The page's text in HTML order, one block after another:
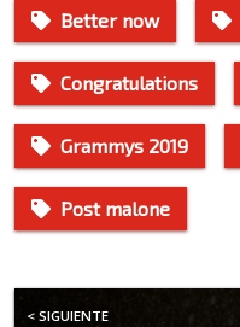
Better now
Congratulations
Grammys 2019
Post malone
< SIGUIENTE